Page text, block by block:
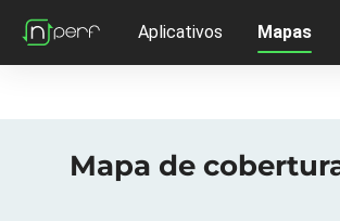
Aplicativos Mapas
Mapa de